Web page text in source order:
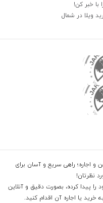
با خبر کن!
ویلا در شمال
و اجاره؛ راهی سریع و آسان برای
نظرتان!
را پیدا کرده، بصورت دقیق و آنلاین
یا اجاره آن اقدام کنید.